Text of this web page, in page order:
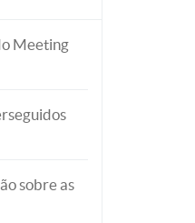
Meeting
sobre as